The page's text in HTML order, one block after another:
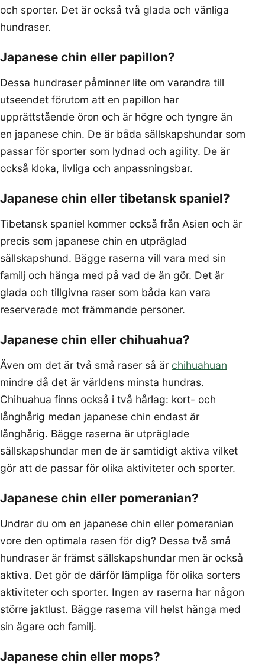
och sporter. Det är också två glada och vänliga
hundraser.
Japanese chin eller papillon?
Dessa hundraser påminner lite om varandra till
utseendet förutom att en papillon har
upprättstående öron och är högre och tyngre än
en japanese chin. De är båda sällskapshundar som
passar för sporter som lydnad och agility. De är
också kloka, livliga och anpassningsbar.
Japanese chin eller tibetansk spaniel?
Tibetansk spaniel kommer också från Asien och är
precis som japanese chin en utpräglad
sällskapshund. Bägge raserna vill vara med sin
familj och hänga med på vad de än gör. Det är
glada och tillgivna raser som båda kan vara
reserverade mot främmande personer.
Japanese chin eller chihuahua?
Även om det är två små raser så är chihuahuan
mindre då det är världens minsta hundras.
Chihuahua finns också i två hårlag: kort- och
långhårig medan japanese chin endast är
långhårig. Bägge raserna är utpräglade
sällskapshundar men de är samtidigt aktiva vilket
gör att de passar för olika aktiviteter och sporter.
Japanese chin eller pomeranian?
Undrar du om en japanese chin eller pomeranian
vore den optimala rasen för dig? Dessa två små
hundraser är främst sällskapshundar men är också
aktiva. Det gör de därför lämpliga för olika sorters
aktiviteter och sporter. Ingen av raserna har någon
större jaktlust. Bägge raserna vill helst hänga med
sin ägare och familj.
Japanese chin eller mops?